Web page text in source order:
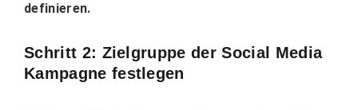
definieren.
Schritt 2: Zielgruppe der Social Media
Kampagne festlegen